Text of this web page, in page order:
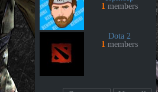
1members
Dota 2
1members